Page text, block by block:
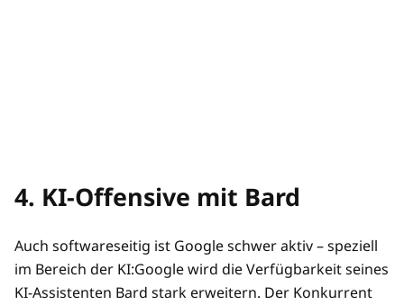
4. KI-Offensive mit Bard
Auch softwareseitig ist Google schwer aktiv – speziell
im Bereich der KI:Google wird die Verfügbarkeit seines
KI-Assistenten Bard stark erweitern. Der Konkurrent